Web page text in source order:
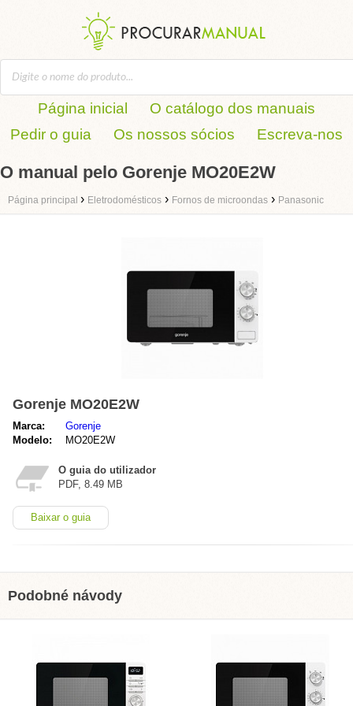
Página inicial
O catálogo dos manuais
Pedir o guia
Os nossos sócios Escreva-nos
O manual pelo Gorenje MO20E2W
Página principal › Eletrodomésticos › Fornos de microondas › Panasonic
Gorenje MO20E2W
Marca:
Gorenje
Modelo:
MO20E2W
O guia do utilizador
PDF, 8.49 MB
Baixar o guia
Podobné návody